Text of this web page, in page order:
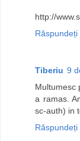
http://
Răspundeți
Tiberiu 9
Multumesc
a ramas.
sc-auth) in
Răspundeți